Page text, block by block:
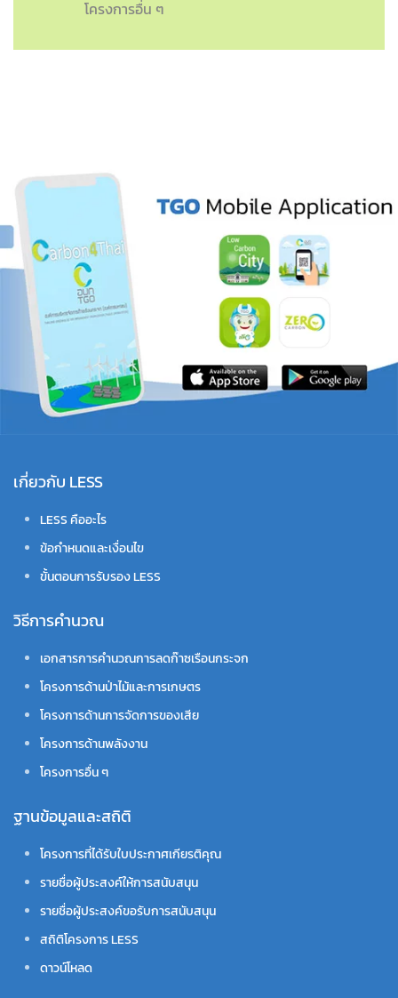
โครงการอื่น ๆ
เกี่ยวกับ LESS
LESS คืออะไร
ข้อกำหนดและเงื่อนไข
ขั้นตอนการรับรอง LESS
วิธีการคำนวณ
เอกสารการคำนวณการลดก๊าซเรือนกระจก
โครงการด้านป่าไม้และการเกษตร
โครงการด้านการจัดการของเสีย
โครงการด้านพลังงาน
โครงการอื่น ๆ
ฐานข้อมูลและสถิติ
โครงการที่ได้รับใบประกาศเกียรติคุณ
รายชื่อผู้ประสงค์ให้การสนับสนุน
รายชื่อผู้ประสงค์ขอรับการสนับสนุน
สถิติโครงการ LESS
ดาวน์โหลด